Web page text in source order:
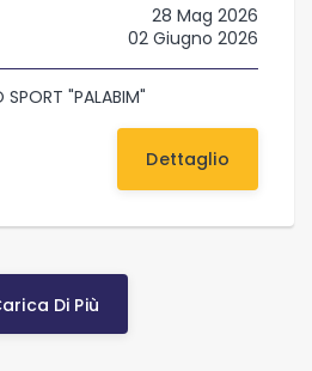
28 Mag 2026
02 Giugno 2026
SPORT "PALABIM"
Dettaglio
Di Più